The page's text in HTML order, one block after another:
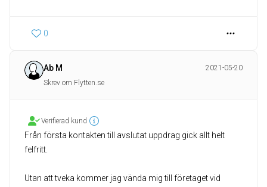
0
Ab M
2021-05-20
Skrev om Flytten.se
Verifierad kund
Från första kontakten till avslutat uppdrag gick allt helt
felfritt.
Utan att tveka kommer jag vända mig till företaget vid